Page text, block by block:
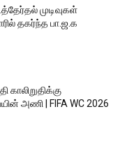
முடிவுகள்
தகர்ந்த பா.ஜ.க
காலிறுதிக்கு
அணி | FIFA WC 2026